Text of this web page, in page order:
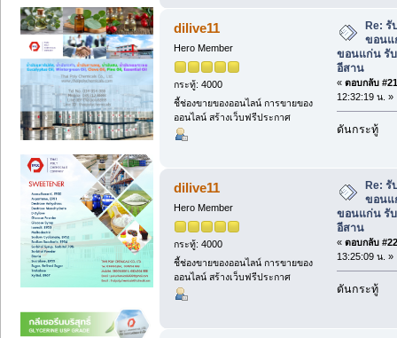
dilive11
Hero Member
กระทู้: 4000
ชี้ช่องขายของออนไลน์ การขายของ
ออนไลน์ สร้างเว็บฟรีประกาศ
Re: รั
ขอนแ
ขอนแก่น รั
อีสาน
« ตอบกลับ
12:32:19 น. »
ดันกระทู้
dilive11
Hero Member
กระทู้: 4000
ชี้ช่องขายของออนไลน์ การขายของ
ออนไลน์ สร้างเว็บฟรีประกาศ
Re: รั
ขอนแ
ขอนแก่น รั
อีสาน
« ตอบกลับ
13:25:09 น. »
ดันกระทู้